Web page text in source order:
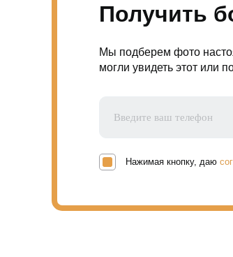
Получить
Мы подберем фото
могли увидеть этот или
Нажимая кнопку, даю